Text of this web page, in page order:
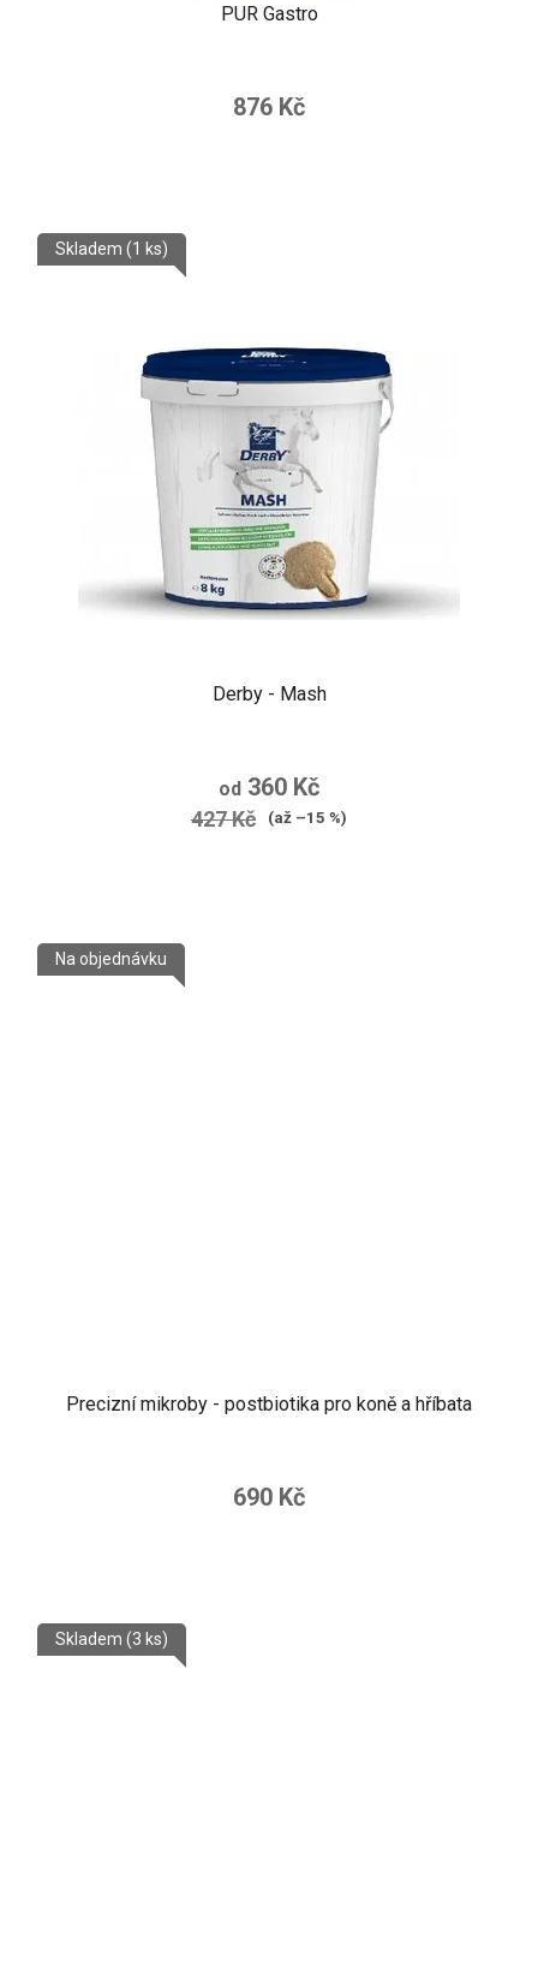
PUR Gastro
876 Kč
Derby - Mash
Skladem (1 ks)
od 360 Kč
427 Kč (až –15 %)
Precizní mikroby - postbiotika pro koně a hříbata
Na objednávku
690 Kč
Skladem (3 ks)